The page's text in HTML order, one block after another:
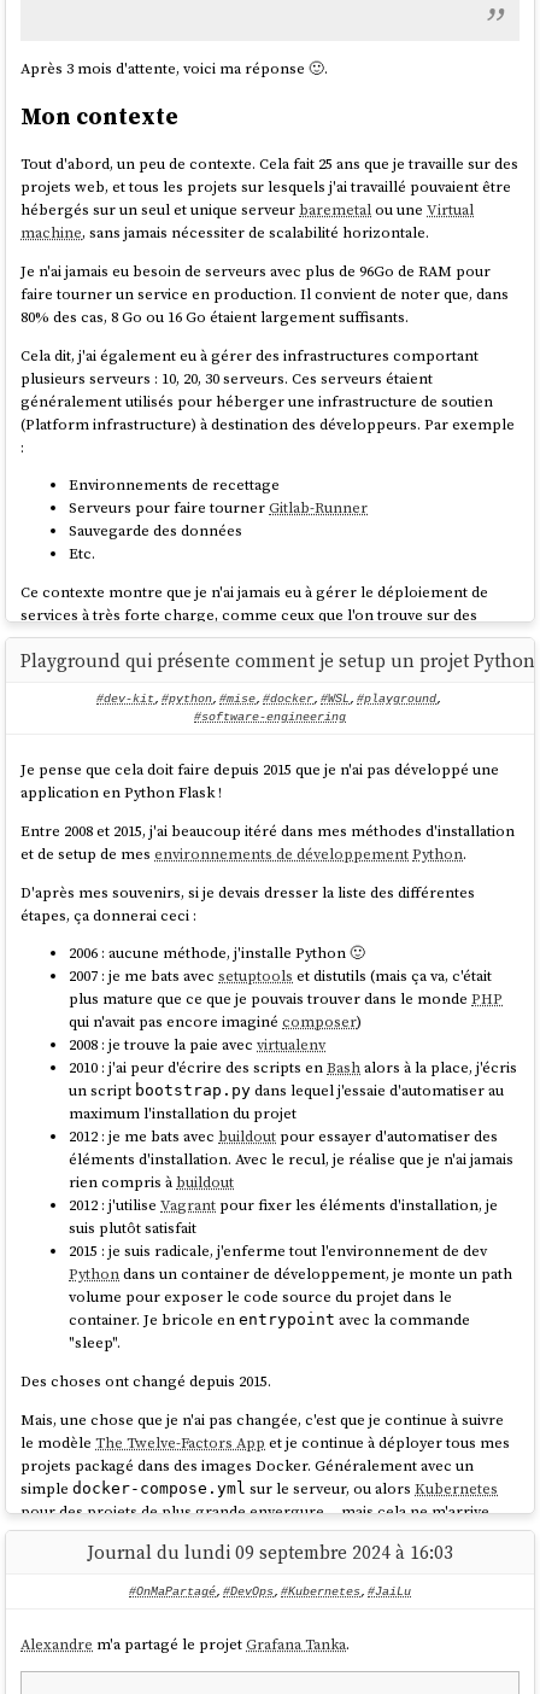
class Pipe:
        pass
    def __init__(self):
        self.valves = self.Valves()
    def pipe(self, body: dict):
        print("body", body)
Le contenu de /shared/utils.py
def add(a, b):
Pour rendre accessible /shared/utils.py
WebUI lancé loculement, j'ai configuré devolume mounts
dans mon/docker-compose.yml
    image: ghcr.io/open-webui/open-
webui:0.6.15
    volumes:
      -
./shared/:/app/backend/open_webui/shared/
      - "3000:8080"
Open WebUI et le moduleutils.py, il sera nécessaire de build une
image Docker customisé d'Open WebUI pour y inclure le fichier
/shared/utils.py.
Cette méthode peut fonctionner, mais cela reste un "hack" non
conseillé. Il est préférable d'utiliser la méthode "
Étudier et tester https://tilt.dev/
Grafana Tanka
Après 3 mois d'attente, voici ma réponse 🙂.
Mon contexte
Tout d'abord, un peu de contexte. Cela fait 25 ans que je travaille sur des
projets web, et tous les projets sur lesquels j'ai travaillé pouvaient être
hébergés sur un seul et unique serveur baremetalou uneVirtual
machine, sans jamais nécessiter de scalabilité horizontale.
Je n'ai jamais eu besoin de serveurs avec plus de 96Go de RAM pour
faire tourner un service en production. Il convient de noter que, dans
80% des cas, 8 Go ou 16 Go étaient largement suffisants.
Cela dit, j'ai également eu à gérer des infrastructures comportant
plusieurs serveurs : 10, 20, 30 serveurs. Ces serveurs étaient
généralement utilisés pour héberger une infrastructure de soutien
(Platform infrastructure) à destination des développeurs. Par exemple
:
Environnements de recettage
Serveurs pour faire tournerGitlab-Runner
Sauvegarde des données
Etc.
Ce contexte montre que je n'ai jamais eu à gérer le déploiement de
services à très forte charge, comme ceux que l'on trouve sur des
plateformes telles que Deezer, le site des impôts, Radio France,
Meetic, la Fnac, Cdiscount, France Travail, Blablacar, ou encore
pas ce type d'infrastructure.
Dans cette note, je ne vais pas retracer l'évolution complète de mes
méthodes de déploiement, mais plutôt me concentrer sur deux
d'entre elles : l'une que j'utilise depuis 2015, et une déclinaison adoptée
Voici les principes que j'essaie de suivre et qui constituent le socle de
Je m'efforce de suivre le modèleBakingautant que possible
(voir ma note2025-02-07_1403), sans en faire une approche
dogmatique ou extrémiste.
J'applique les principes deThe Twelve-Factors App
Je privilégie le paradigmeRemote Task Execution, ce qui me
permet d'adopter une approcheGitOps.
J'utilise des outils d'orchestration
push (voir note 2025-02-07_1612), commeAnsible, et j'évite le
mode pull.
En pratique, j'utilise Ansiblepour déployer un fichier
compose.ymlsur le serveur de production et ensuite lancer les
services.
Je précise que cette note ne traite pas de la préparation préalable du
serveur, de l'installation deDocker, ni d'autres aspects similaires. Afin
de ne pas alourdir davantage cette note, je n'aborde pas non plus les
questions deContinuous Integration
Imaginons que je souhaite déployer le lecteur RSS
Voici les opérations effectuées par le rôle Ansible à distance sur le
serveur de production :
Création d'un dossier/srv/miniflux/
Upload de/srv/miniflux/docker-compose.yml
avec le contenu suivant :
services:
    image: postgres:17
    restart: unless-stopped
Playground qui présente comment je setup un projet Python
#dev-kit, #python, #mise, #docker, #WSL, #playground,
#software-engineering
Je pense que cela doit faire depuis 2015 que je n'ai pas développé une
application en Python Flask !
Entre 2008 et 2015, j'ai beaucoup itéré dans mes méthodes d'installation
et de setup de mesenvironnements de développement Python.
D'après mes souvenirs, si je devais dresser la liste des différentes
étapes, ça donnerai ceci :
2006 : aucune méthode, j'installe Python 🙂
2007 : je me bats avecsetuptools et distutils (mais ça va, c'était
plus mature que ce que je pouvais trouver dans le mondePHP
qui n'avait pas encore imaginécomposer)
2008 : je trouve la paie avecvirtualenv
2010 : j'ai peur d'écrire des scripts enBashalors à la place, j'écris
un script bootstrap.py dans lequel j'essaie d'automatiser au
maximum l'installation du projet
2012 : je me bats avec buildout pour essayer d'automatiser des
éléments d'installation. Avec le recul, je réalise que je n'ai jamais
rien compris à buildout
2012 : j'utiliseVagrant pour fixer les éléments d'installation, je
suis plutôt satisfait
2015 : je suis radicale, j'enferme tout l'environnement de dev
Pythondans un container de développement, je monte un path
volume pour exposer le code source du projet dans le
container. Je bricole enentrypoint avec la commande
"sleep".
Des choses ont changé depuis 2015.
Mais, une chose que je n'ai pas changée, c'est que je continue à suivre
le modèleThe Twelve-Factors App et je continue à déployer tous mes
projets packagé dans des images Docker. Généralement avec un
simpledocker-compose.yml sur le serveur, ou alorsKubernetes
pour des projets de plus grande envergure… mais cela ne m'arrive
jamais en pratique, je travaille toujours sur des petits projets.
dans mesenvironnements de développementpour les projets
Au départ, cela a commencé par uniquement les projets en
pour des raisons de performance.
Journal du lundi 09 septembre 2024 à 16:03
#OnMaPartagé, #DevOps, #Kubernetes, #JaiLu
Alexandre m'a partagé le projetGrafana Tanka.